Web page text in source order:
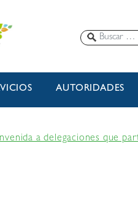
AUTORIDADES
a delegaciones que